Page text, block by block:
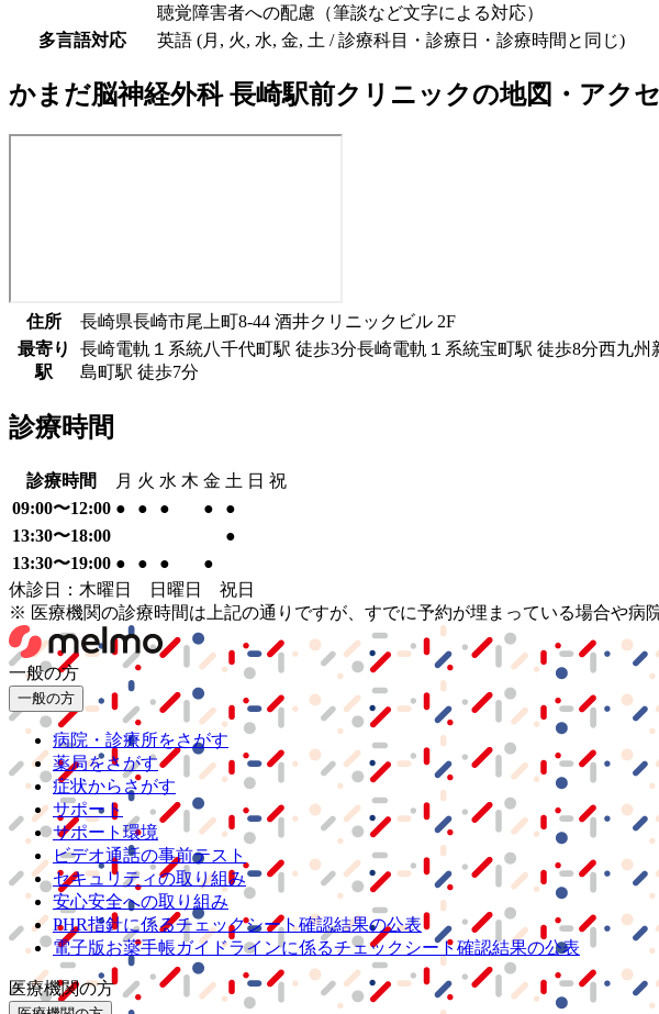
聴覚障害者への配慮（筆談など文字による対応）
多言語対応
英語 (月, 火, 水, 金, 土 / 診療科目・診療日・診療時間と同じ)
かまだ脳神経外科 長崎駅前クリニックの地図・アク
住所
長崎県長崎市尾上町8-44 酒井クリニックビル 2F
最寄り
駅
長崎電軌１系統八千代町駅 徒歩3分長崎電軌１系統宝町駅 徒歩8分西九州
島町駅 徒歩7分
診療時間
診療時間 月 火 水 木 金 土 日 祝
09:00〜12:00 ● ● ● ●
●
13:30〜18:00
●
13:30〜19:00 ● ● ●
●
休診日：木曜日 日曜日 祝日
※ 医療機関の診療時間は上記の通りですが、すでに予約が埋まっている場合や
一般の方
一般の方
病院・診療所をさがす
薬局をさがす
症状からさがす
サポート
サポート環境
ビデオ通話の事前テスト
セキュリティの取り組み
安心安全への取り組み
PHR指針に係るチェックシート確認結果の公表
電子版お薬手帳ガイドラインに係るチェックシート確認結果の公表
医療機関の方